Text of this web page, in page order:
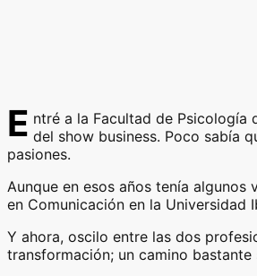
E ntré a la Facultad de Psicología
del show business. Poco sabía
pasiones.
Aunque en esos años tenía
en Comunicación en la Universidad
Y ahora, oscilo entre las dos
transformación; un camino